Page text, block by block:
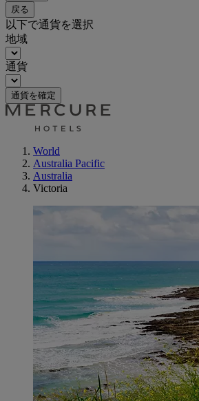
戻る
以下で通貨を選択
地域
通貨
通貨を確定
World
Australia Pacific
Australia
Victoria